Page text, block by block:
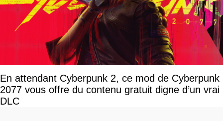
En attendant Cyberpunk 2, ce mod de Cyberpunk
2077 vous offre du contenu gratuit digne d’un vrai
DLC